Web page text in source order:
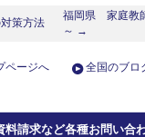
策方法
福岡県 家庭教
～ →
ページへ 全国のブロ
料請求など各種お問い合